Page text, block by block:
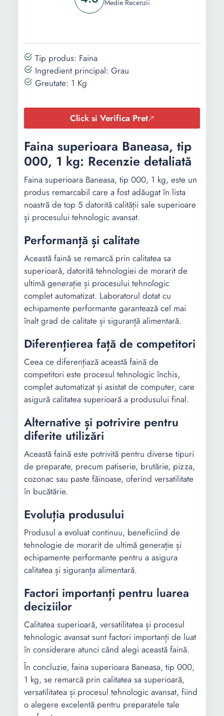
Medie Recenzii
Tip produs: Faina
Ingredient principal: Grau
Greutate: 1 Kg
Click si Verifica Pret
Faina superioara Baneasa, tip
000, 1 kg: Recenzie detaliată
Faina superioara Baneasa, tip 000, 1 kg, este un
produs remarcabil care a fost adăugat în lista
noastră de top 5 datorită calității sale superioare
și procesului tehnologic avansat.
Performanță și calitate
Această faină se remarcă prin calitatea sa
superioară, datorită tehnologiei de morarit de
ultimă generație și procesului tehnologic
complet automatizat. Laboratorul dotat cu
echipamente performante garantează cel mai
înalt grad de calitate și siguranță alimentară.
Diferențierea față de competitori
Ceea ce diferențiază această faină de
competitori este procesul tehnologic închis,
complet automatizat și asistat de computer, care
asigură calitatea superioară a produsului final.
Alternative și potrivire pentru
diferite utilizări
Această faină este potrivită pentru diverse tipuri
de preparate, precum patiserie, brutărie, pizza,
cozonac sau paste făinoase, oferind versatilitate
în bucătărie.
Evoluția produsului
Produsul a evoluat continuu, beneficiind de
tehnologie de morarit de ultimă generație și
echipamente performante pentru a asigura
calitatea și siguranța alimentară.
Factori importanți pentru luarea
deciziilor
Calitatea superioară, versatilitatea și procesul
tehnologic avansat sunt factori importanți de luat
în considerare atunci când alegi această faină.
În concluzie, faina superioara Baneasa, tip 000,
1 kg, se remarcă prin calitatea sa superioară,
versatilitatea și procesul tehnologic avansat, fiind
o alegere excelentă pentru preparatele tale